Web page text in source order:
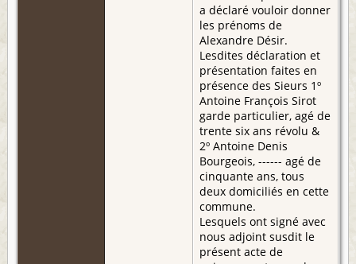
a déclaré vouloir donner
les prénoms de
Alexandre Désir.
Lesdites déclaration et
présentation faites en
présence des Sieurs 1º
Antoine François Sirot
garde particulier, agé de
trente six ans révolu &
2º Antoine Denis
Bourgeois, ------ agé de
cinquante ans, tous
deux domiciliés en cette
commune.
Lesquels ont signé avec
nous adjoint susdit le
présent acte de